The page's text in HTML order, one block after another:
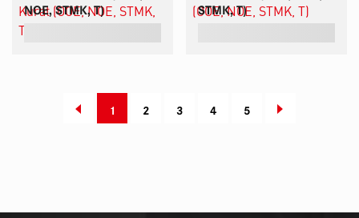
NOE, STMK, T)
STMK, T)
1 2 3 4 5